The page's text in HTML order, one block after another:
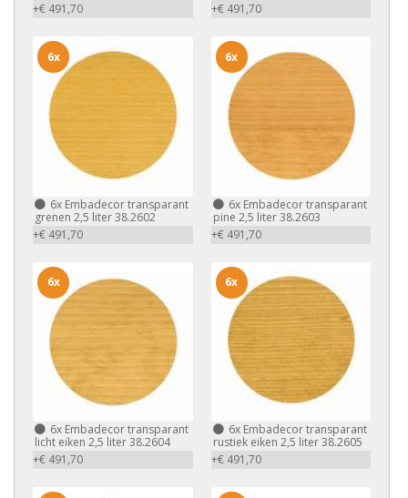
+€ 491,70
+€ 491,70
6x Embadecor transparant
grenen 2,5 liter 38.2602
+€ 491,70
6x
6xEmbadecor transparant
pine 2,5 liter 38.2603
+€ 491,70
6x
6x Embadecor transparant
licht eiken 2,5 liter 38.2604
+€ 491,70
6x
6xEmbadecor transparant
rustiek eiken 2,5 liter 38.2605
+€ 491,70
6x